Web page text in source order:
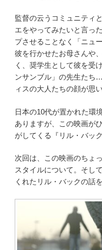
監督の云うコミュニティ
エをやってみたいと言っ
プさせることなく「ニュ
彼を行かせたお母さんや
く、奨学生として彼を受
ンサンブル」の先生たち
ィスの大人たちの顔が思
日本の10代が置かれた環
ありますが、この映画が
がしてくる『リル・バッ
次回は、この映画のちょ
スタイルについて。そし
くれたリル・バックの話